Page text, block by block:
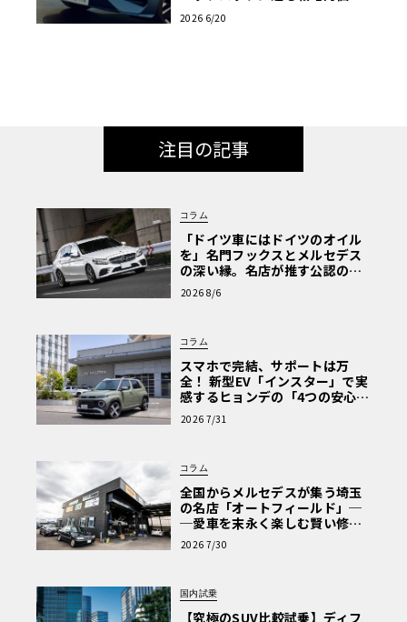
2026 6/20
注目の記事
コラム
「ドイツ車にはドイツのオイル
を」名門フックスとメルセデス
の深い縁。名店が推す公認の安
心と、Cクラスで味わうシルキー
な走り〈PR〉
2026 8/6
コラム
スマホで完結、サポートは万
全！ 新型EV「インスター」で実
感するヒョンデの「4つの安心」
【第1回・ヒョンデ6つの疑問：
Why? Hyundai?】〈PR〉
2026 7/31
コラム
全国からメルセデスが集う埼玉
の名店「オートフィールド」─
─愛車を末永く楽しむ賢い修理
術と、プロがフックス製オイル
を選ぶ理由〈PR〉
2026 7/30
国内試乗
【究極のSUV比較試乗】ディフ